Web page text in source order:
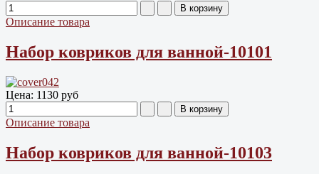
Описание товара
Набор ковриков для ванной-10101
Цена: 1130 руб
Описание товара
Набор ковриков для ванной-10103